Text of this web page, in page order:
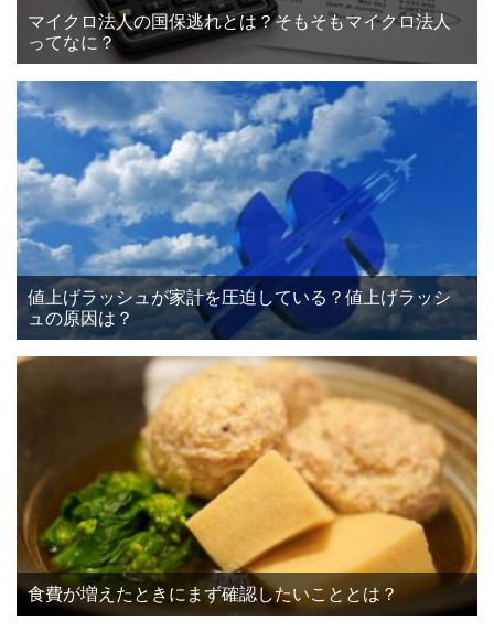
マイクロ法人の国保逃れとは？そもそもマイクロ法人
ってなに？
値上げラッシュが家計を圧迫している？値上げラッシ
ュの原因は？
食費が増えたときにまず確認したいこととは？